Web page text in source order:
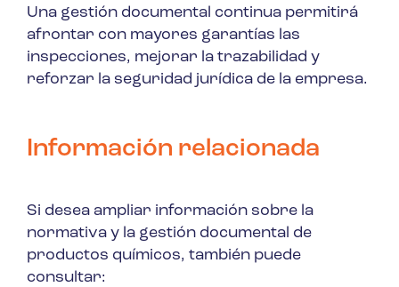
Una gestión documental continua permitirá
afrontar con mayores garantías las
inspecciones, mejorar la trazabilidad y
reforzar la seguridad jurídica de la empresa.
Información relacionada
Si desea ampliar información sobre la
normativa y la gestión documental de
productos químicos, también puede
consultar: